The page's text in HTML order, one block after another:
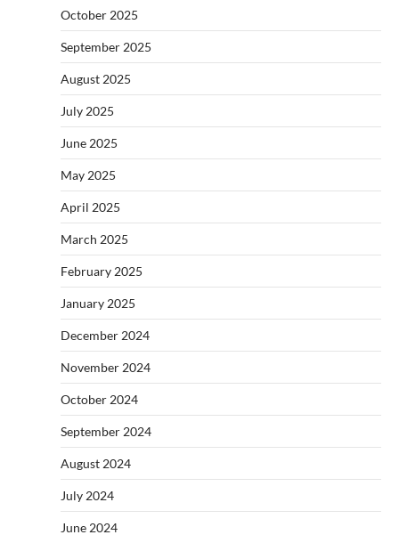
October 2025
September 2025
August 2025
July 2025
June 2025
May 2025
April 2025
March 2025
February 2025
January 2025
December 2024
November 2024
October 2024
September 2024
August 2024
July 2024
June 2024